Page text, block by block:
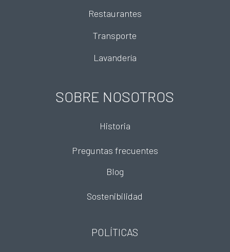
Restaurantes
Transporte
Lavandería
SOBRE NOSOTROS
Historia
Preguntas frecuentes
Blog
Sostenibilidad
POLÍTICAS